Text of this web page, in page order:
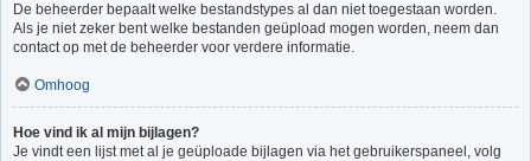
De beheerder bepaalt welke bestandstypes al dan niet toegestaan worden.
Als je niet zeker bent welke bestanden geüpload mogen worden, neem dan
contact op met de beheerder voor verdere informatie.
Omhoog
Hoe vind ik al mijn bijlagen?
Je vindt een lijst met al je geüploade bijlagen via het gebruikerspaneel, volg